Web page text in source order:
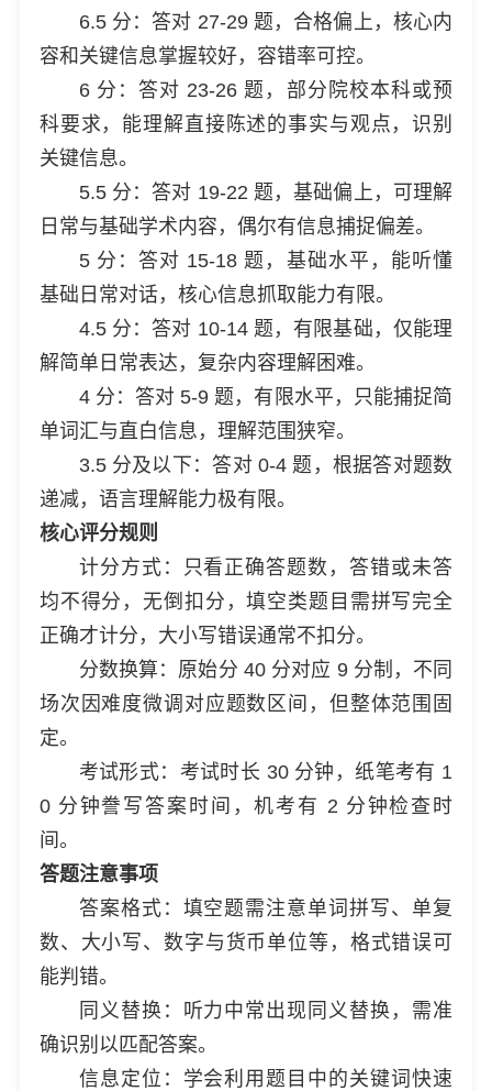
6.5 分：答对 27-29 题，合格偏上，核心内
容和关键信息掌握较好，容错率可控。
6 分：答对 23-26 题，部分院校本科或预
科要求，能理解直接陈述的事实与观点，识别
关键信息。
5.5 分：答对 19-22 题，基础偏上，可理解
日常与基础学术内容，偶尔有信息捕捉偏差。
5 分：答对 15-18 题，基础水平，能听懂
基础日常对话，核心信息抓取能力有限。
4.5 分：答对 10-14 题，有限基础，仅能理
解简单日常表达，复杂内容理解困难。
4 分：答对 5-9 题，有限水平，只能捕捉简
单词汇与直白信息，理解范围狭窄。
3.5 分及以下：答对 0-4 题，根据答对题数
递减，语言理解能力极有限。
核心评分规则
计分方式：只看正确答题数，答错或未答
均不得分，无倒扣分，填空类题目需拼写完全
正确才计分，大小写错误通常不扣分。
分数换算：原始分 40 分对应 9 分制，不同
场次因难度微调对应题数区间，但整体范围固
定。
考试形式：考试时长 30 分钟，纸笔考有 1
0 分钟誊写答案时间，机考有 2 分钟检查时
间。
答题注意事项
答案格式：填空题需注意单词拼写、单复
数、大小写、数字与货币单位等，格式错误可
能判错。
同义替换：听力中常出现同义替换，需准
确识别以匹配答案。
信息定位：学会利用题目中的关键词快速